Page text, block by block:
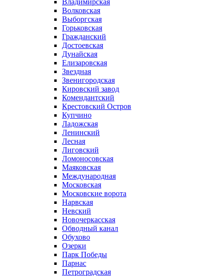
Владимирская
Волковская
Выборгская
Горьковская
Гражданский
Достоевская
Дунайская
Елизаровская
Звездная
Звенигородская
Кировский завод
Комендантский
Крестовский Остров
Купчино
Ладожская
Ленинский
Лесная
Лиговский
Ломоносовская
Маяковская
Международная
Московская
Московские ворота
Нарвская
Невский
Новочеркасская
Обводный канал
Обухово
Озерки
Парк Победы
Парнас
Петроградская